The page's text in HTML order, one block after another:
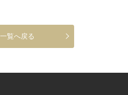
一覧へ戻る